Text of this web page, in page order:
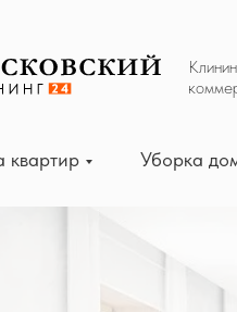
квартир Уборка
домов и офисов